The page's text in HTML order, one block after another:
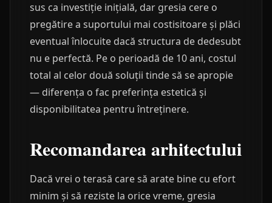
sus ca investiție inițială, dar gresia cere o
pregătire a suportului mai costisitoare și plăci
eventual înlocuite dacă structura de dedesubt
nu e perfectă. Pe o perioadă de 10 ani, costul
total al celor două soluții tinde să se apropie
— diferența o fac preferința estetică și
disponibilitatea pentru întreținere.
Recomandarea arhitectului
Dacă vrei o terasă care să arate bine cu efort
minim și să reziste la orice vreme, gresia